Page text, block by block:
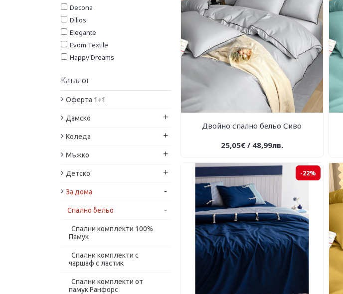
ГОЛЯМ
комплект и
завивка
5 ЧАСТИ със
ЧАРШАФ
Decona
Dilios
Elegante
Evom Textile
Happy Dreams
ipeXi
Issimo Home
Laura Bella Lux Home
Nergiz
Patik Home
RPC
Ted
White Boutique
Дитекс
Панагюрище 1962
Роксима Дрийм
Каталог
Оферта 1+1
Дамско +
Коледа +
Мъжко +
Детско +
За дома -
Спално бельо -
Спални комплекти 100%
Памук
Спални комплекти с
чаршаф с ластик
Спални комплекти от
памук Ранфорс
Двойно спално бельо Сиво
25,05€ / 48,99лв.
-22%